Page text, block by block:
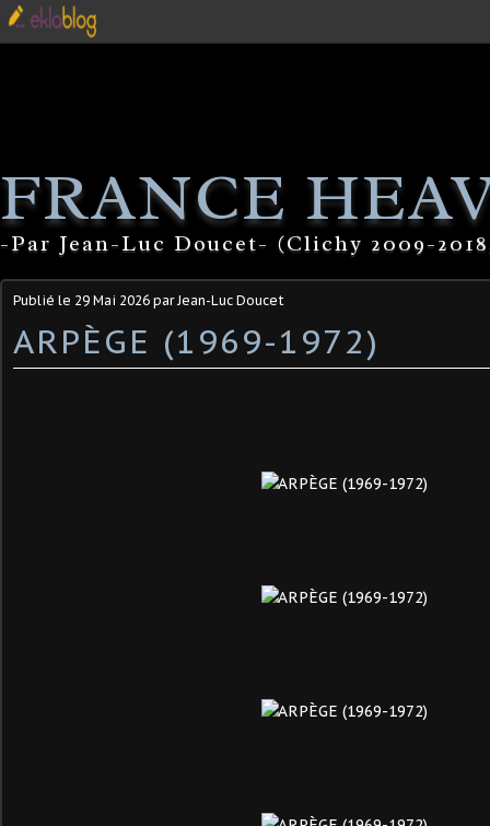
FRANCE
-Par Jean-Luc Doucet- (Clichy 2009-
Publié le 29 Mai 2026 par Jean-Luc Doucet
ARPÈGE (1969-1972)